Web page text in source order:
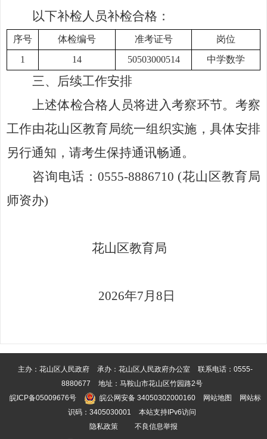
以下补检人员补检合格：
序号 体检编号 准考证号
岗位
1
14 50503000514 中学数学
三、后续工作安排
上述体检合格人员将进入考察环节。考察
工作由花山区教育局统一组织实施，具体安排
另行通知，请考生保持通讯畅通。
咨询电话： 0555-8886710 (花山区教育局
师资办)
花山区教育局
2026年7月8日
主办：花山区人民政府 承办：花山区人民政府办公室
联系电话：0555-
8880677
地址：马鞍山市花山区竹园路2号
皖ICP备05009676号
皖公网安备 34050302000160 网站地图
网站标
识码：3405030001
本站支持IPv6访问
隐私政策
不良信息举报